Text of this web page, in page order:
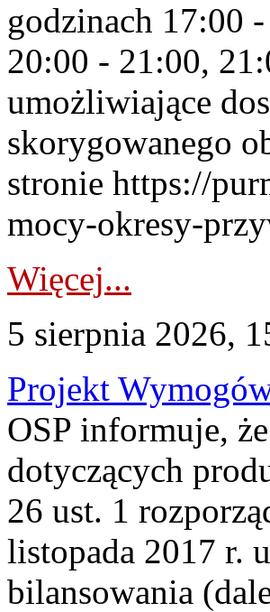
godzinach 17:00
20:00 - 21:00,
umożliwiające
skorygowanego
stronie https://
mocy-okresy-
Więcej...
5 sierpnia 2026,
Projekt
OSP informuje,
dotyczących
26 ust. 1
listopada 2017 r.
bilansowania